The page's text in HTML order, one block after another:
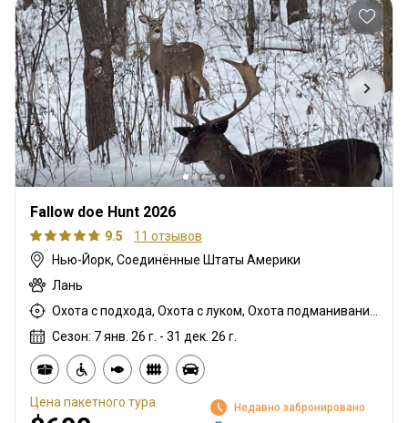
Fallow doe Hunt 2026
9.5
11 отзывов
Нью-Йорк, Соединённые Штаты Америки
Лань
Сезон: 7 янв. 26 г. - 31 дек. 26 г.
Цена пакетного тура
Недавно забронировано